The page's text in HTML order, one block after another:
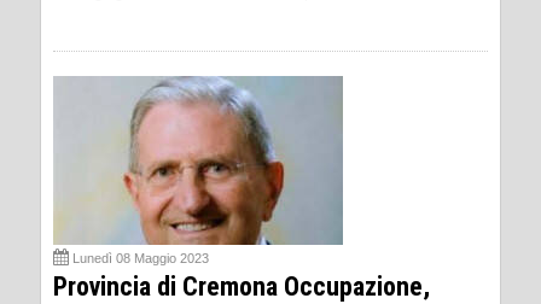
Lunedì 08 Maggio 2023
Provincia di Cremona Occupazione,